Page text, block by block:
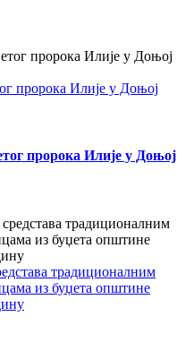
пророка Илије у Доњој
пророка Илије у Доњој
традиционалним
из буџета општине